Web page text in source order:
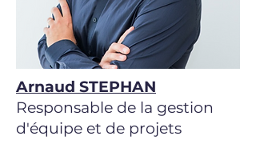
Arnaud STEPHAN
Responsable de la gestion
d'équipe et de projets